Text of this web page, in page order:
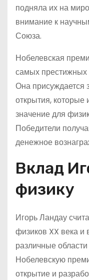
подняла их на
внимание к
Союза.
Нобелевская
самых престижных
Она
открытия,
значение для
Победители
денежное
Вклад
физику
Игорь Ландау
физиков XX века и
различные
Нобелевскую
открытие и